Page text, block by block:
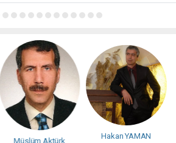
Müslüm Aktürk
Hakan YAMAN